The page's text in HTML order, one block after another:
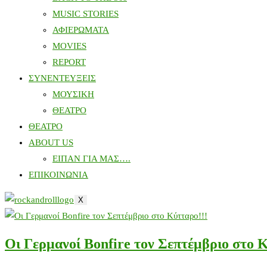
MUSIC STORIES
ΑΦΙΕΡΩΜΑΤΑ
MOVIES
REPORT
ΣΥΝΕΝΤΕΥΞΕΙΣ
ΜΟΥΣΙΚΗ
ΘΕΑΤΡΟ
ΘΕΑΤΡΟ
ABOUT US
ΕΙΠΑΝ ΓΙΑ ΜΑΣ….
ΕΠΙΚΟΙΝΩΝΙΑ
X
Οι Γερμανοί Bonfire τον Σεπτέμβριο στο